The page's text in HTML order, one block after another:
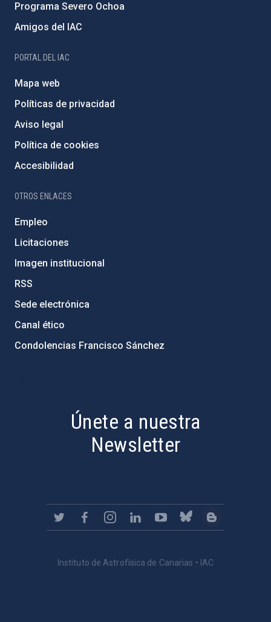
Programa Severo Ochoa
Amigos del IAC
PORTAL DEL IAC
Mapa web
Políticas de privacidad
Aviso legal
Política de cookies
Accesibilidad
OTROS ENLACES
Empleo
Licitaciones
Imagen institucional
RSS
Sede electrónica
Canal ético
Condolencias Francisco Sánchez
Únete a nuestra
Newsletter
Instituto de Astrofísica de Canarias • IAC